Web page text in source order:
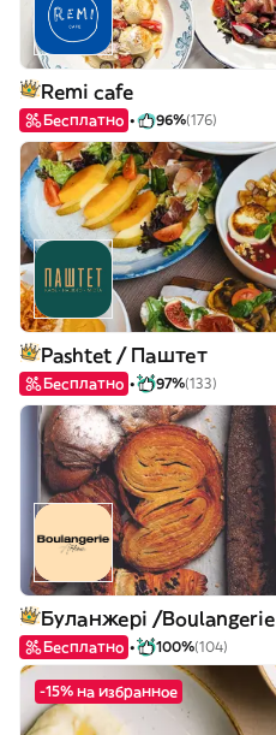
Remi cafe
Бесплатно 96%(176)
Pashtet / Паштет
Бесплатно 97%(133)
Буланжері /Boulangerie
Бесплатно 100%(104)
-15% на избранное